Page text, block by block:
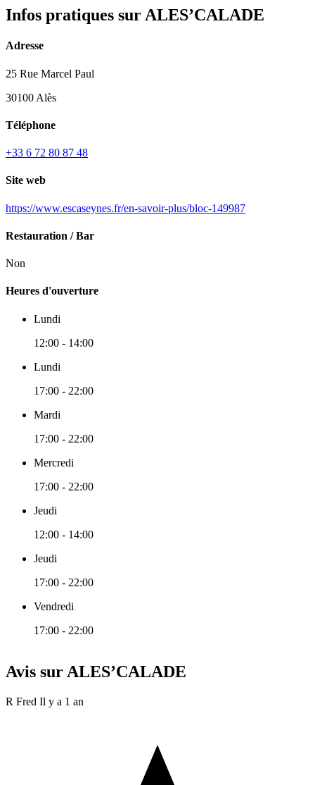
Infos pratiques sur ALES’CALADE
Adresse
25 Rue Marcel Paul
30100 Alès
Téléphone
+33 6 72 80 87 48
Site web
https://www.escaseynes.fr/en-savoir-plus/bloc-149987
Restauration / Bar
Non
Heures d'ouverture
Lundi
12:00 - 14:00
Lundi
17:00 - 22:00
Mardi
17:00 - 22:00
Mercredi
17:00 - 22:00
Jeudi
12:00 - 14:00
Jeudi
17:00 - 22:00
Vendredi
17:00 - 22:00
Avis sur ALES’CALADE
R Fred Il y a 1 an